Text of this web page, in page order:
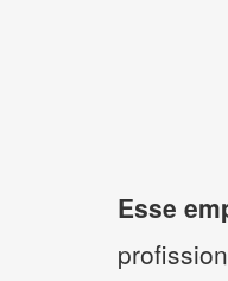
Esse